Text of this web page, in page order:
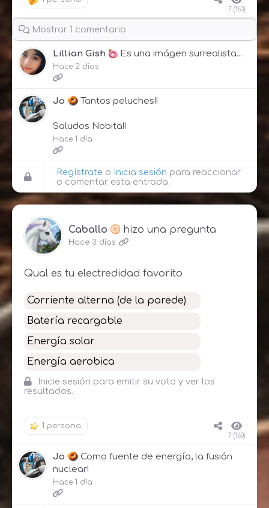
7 (163)
Mostrar 1 comentario
Lillian Gish Es una imágen surrealista...
Hace 2 días
Jo Tantos peluches!!
Saludos Nobita!!
Hace 1 día
Regístrate o Inicia sesión para reaccionar
o comentar esta entrada.
Caballo hizo una pregunta
Hace 3 días
Qual es tu electredidad favorito
Corriente alterna (de la parede)
Batería recargable
Energía solar
Energía aerobica
Inicie sesión para emitir su voto y ver los
resultados.
1 persona
7 (160)
Jo
Como fuente de energía, la fusión
nuclear!
Hace 1 día